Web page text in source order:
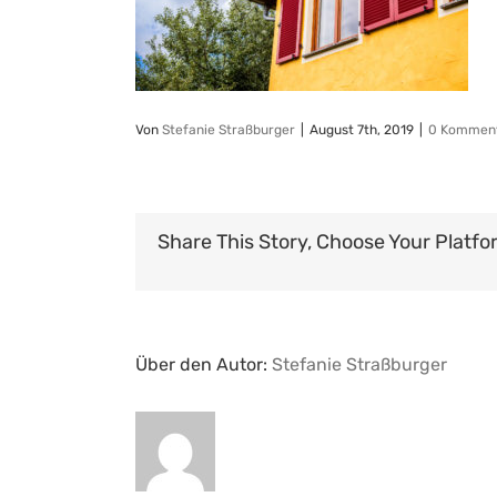
Von Stefanie Straßburger August 7th, 2019 0
Share This Story, Choose Your
Über den Autor: Stefanie Straßburger